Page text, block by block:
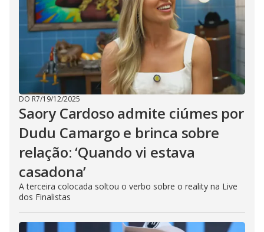
DO R7/19/12/2025
Saory Cardoso admite ciúmes por
Dudu Camargo e brinca sobre
relação: ‘Quando vi estava
casadona’
A terceira colocada soltou o verbo sobre o reality na Live
dos Finalistas